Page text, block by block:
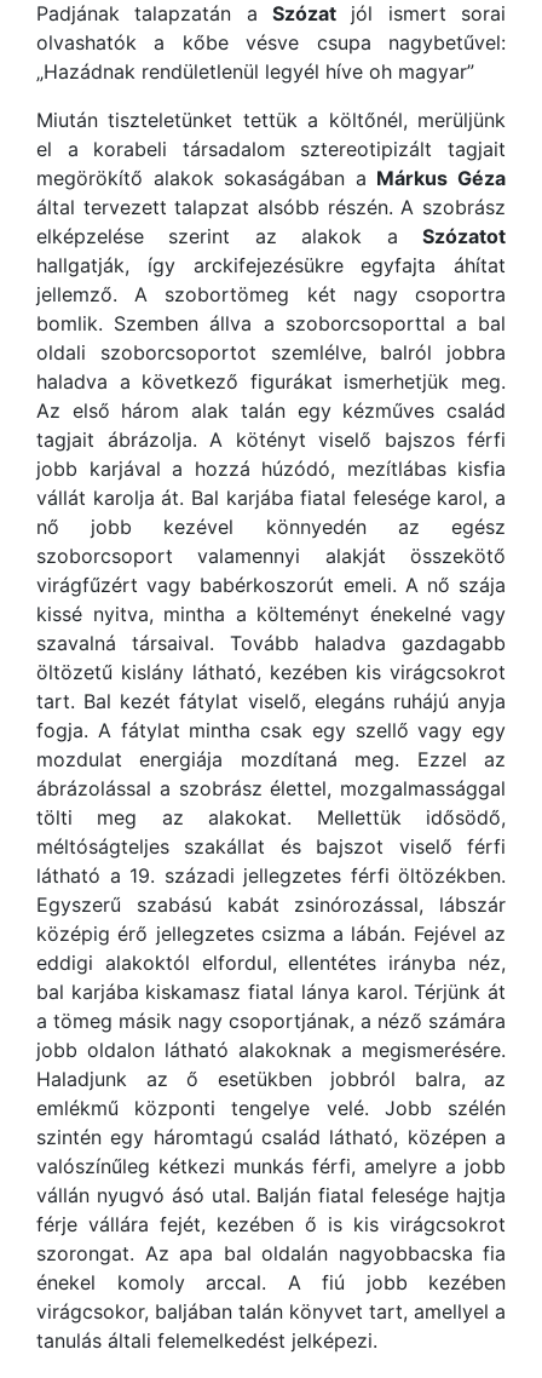
Padjának talapzatán a Szózat jól ismert sorai
olvashatók a kőbe vésve csupa nagybetűvel:
„Hazádnak rendületlenül legyél híve oh magyar”
Miután tiszteletünket tettük a költőnél, merüljünk
el a korabeli társadalom sztereotipizált tagjait
megörökítő alakok sokaságában a Márkus Géza
által tervezett talapzat alsóbb részén. A szobrász
elképzelése szerint az alakok a Szózatot
hallgatják, így arckifejezésükre egyfajta áhítat
jellemző. A szobortömeg két nagy csoportra
bomlik. Szemben állva a szoborcsoporttal a bal
oldali szoborcsoportot szemlélve, balról jobbra
haladva a következő figurákat ismerhetjük meg.
Az első három alak talán egy kézműves család
tagjait ábrázolja. A kötényt viselő bajszos férfi
jobb karjával a hozzá húzódó, mezítlábas kisfia
vállát karolja át. Bal karjába fiatal felesége karol, a
nő jobb kezével könnyedén az egész
szoborcsoport valamennyi alakját összekötő
virágfűzért vagy babérkoszorút emeli. A nő szája
kissé nyitva, mintha a költeményt énekelné vagy
szavalná társaival. Tovább haladva gazdagabb
öltözetű kislány látható, kezében kis virágcsokrot
tart. Bal kezét fátylat viselő, elegáns ruhájú anyja
fogja. A fátylat mintha csak egy szellő vagy egy
mozdulat energiája mozdítaná meg. Ezzel az
ábrázolással a szobrász élettel, mozgalmassággal
tölti meg az alakokat. Mellettük idősödő,
méltóságteljes szakállat és bajszot viselő férfi
látható a 19. századi jellegzetes férfi öltözékben.
Egyszerű szabású kabát zsinórozással, lábszár
középig érő jellegzetes csizma a lábán. Fejével az
eddigi alakoktól elfordul, ellentétes irányba néz,
bal karjába kiskamasz fiatal lánya karol. Térjünk át
a tömeg másik nagy csoportjának, a néző számára
jobb oldalon látható alakoknak a megismerésére.
Haladjunk az ő esetükben jobbról balra, az
emlékmű központi tengelye velé. Jobb szélén
szintén egy háromtagú család látható, középen a
valószínűleg kétkezi munkás férfi, amelyre a jobb
vállán nyugvó ásó utal. Balján fiatal felesége hajtja
férje vállára fejét, kezében ő is kis virágcsokrot
szorongat. Az apa bal oldalán nagyobbacska fia
énekel komoly arccal. A fiú jobb kezében
virágcsokor, baljában talán könyvet tart, amellyel a
tanulás általi felemelkedést jelképezi.